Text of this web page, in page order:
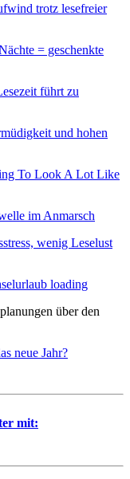
trotz lesefreier
= geschenkte
führt zu
und hohen
To Look A Lot Like
im Anmarsch
wenig Leselust
loading
über den
neue Jahr?
mit: